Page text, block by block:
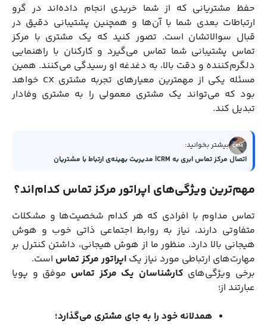
حفظ مشتریانی که از شما خریدی انجام داده‌اند در گرو
ارتباطات بعدی شما با آن‌ها و همچنین پشتیبانی دقیق در
قبال سوالاتشان است. تصور کنید که یک مشتری با مرکز
تماس پشتیبانی شما تماس می‌گیرد و کارکنان با راهنمایی
دلگرم‌کننده و دقت بالا، به دغدغه او رسیدگی می‌کنند. همین
مسئله یکی از مهمترین معیارهای تجربه مشتری CX خواهد
بود که می‌تواند یک مشتری معمولی را به مشتری وفادار
تبدیل کند.
بیشتر بخوانید:
اتصال مرکز تماس ابری به CRM| مدیریت بهینه‌ی ارتباط با مشتریان
مهم‌ترین ویژگی‌های اپراتور مرکز تماس کدام‌اند؟
تماس مداوم با افرادی که هر کدام شخصیت‌ها و مشکلات
متفاوتی دارند، نیاز به روابط اجتماعی ذاتی خوب و هوش
هیجانی بالا دارد. منظور ما از هوش هیجانی، داشتن کنترل بر
مهارت‌های ارتباطی مورد نیاز یک اپراتور مرکز تماس است.
برخی ویژگی‌های کارشناسان یک مرکز تماس موفق و پویا
عبارتند از؛
همدلانه خود را به جای مشتری می‌گذارد؛